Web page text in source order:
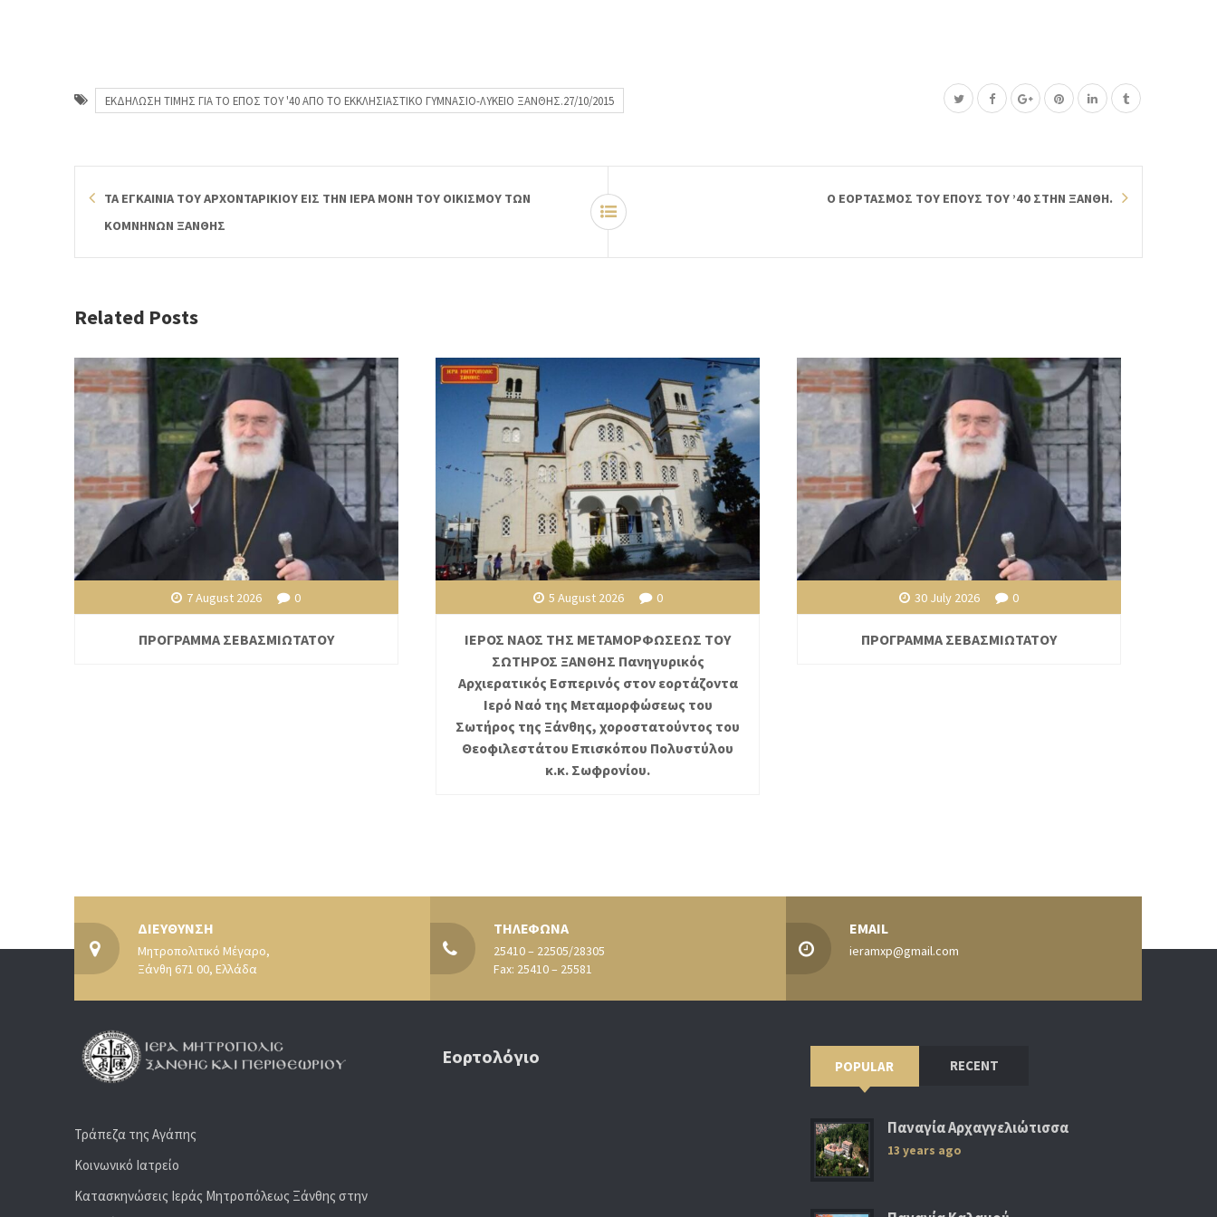
ΕΚΔΗΛΩΣΗ ΤΙΜΗΣ ΓΙΑ ΤΟ ΕΠΟΣ ΤΟΥ '40 ΑΠΟ ΤΟ ΕΚΚΛΗΣΙΑΣΤΙΚΟ ΓΥΜΝΑΣΙΟ-ΛΥΚΕΙΟ ΞΑΝΘΗΣ.27/10/2015
ΤΑ ΕΓΚΑΙΝΙΑ ΤΟΥ ΑΡΧΟΝΤΑΡΙΚΙΟΥ ΕΙΣ ΤΗΝ ΙΕΡΑ ΜΟΝΗ ΤΟΥ ΟΙΚΙΣΜΟΥ ΤΩΝ
ΚΟΜΝΗΝΩΝ ΞΑΝΘΗΣ
Ο ΕΟΡΤΑΣΜΟΣ ΤΟΥ ΕΠΟΥΣ ΤΟΥ ’40 ΣΤΗΝ ΞΑΝΘΗ.
Related Posts
7 August 2026 0
ΠΡΟΓΡΑΜΜΑ ΣΕΒΑΣΜΙΩΤΑΤΟΥ
5 August 2026 0
ΙΕΡΟΣ ΝΑΟΣ ΤΗΣ ΜΕΤΑΜΟΡΦΩΣΕΩΣ ΤΟΥ
ΣΩΤΗΡΟΣ ΞΑΝΘΗΣ Πανηγυρικός
Αρχιερατικός Εσπερινός στον εορτάζοντα
Ιερό Ναό της Μεταμορφώσεως του
Σωτήρος της Ξάνθης, χοροστατούντος του
Θεοφιλεστάτου Επισκόπου Πολυστύλου
κ.κ. Σωφρονίου.
30 July 2026 0
ΠΡΟΓΡΑΜΜΑ ΣΕΒΑΣΜΙΩΤΑΤΟΥ
ΔΙΕΥΘΥΝΣΗ
Μητροπολιτικό Μέγαρο,
Ξάνθη 671 00, Ελλάδα
ΤΗΛΕΦΩΝΑ
25410 – 22505/28305
Fax: 25410 – 25581
EMAIL
ieramxp@gmail.com
Τράπεζα της Αγάπης
Κοινωνικό Ιατρείο
Κατασκηνώσεις Ιεράς Μητροπόλεως Ξάνθης στην
Εορτολόγιο POPULAR RECENT
Παναγία Αρχαγγελιώτισσα
13 years ago